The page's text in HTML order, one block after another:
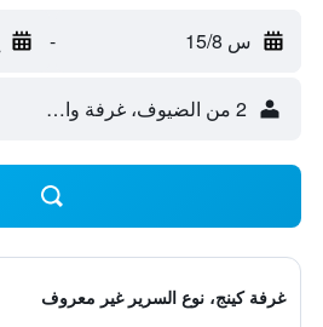
س 15/8 -
2 من الضيوف، غرفة واحدة
غرفة كينج، نوع السرير غير معروف